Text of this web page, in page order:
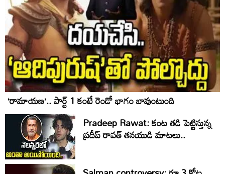
‘రామాయణ’.. పార్ట్‌ 1 కంటే రెండో భాగం బావుంటుంది
Pradeep Rawat: కంట తడి పెట్టిస్తున్న
ప్రదీప్ రావత్ తనయుడి మాటలు..